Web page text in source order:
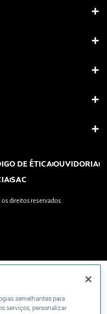
DE ÉTICAOUVIDORIA
SAC
os direitos reservados.
semelhantes para
serviços, personalizar